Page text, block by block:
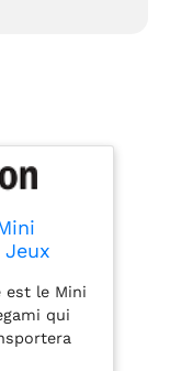
Jeux
et
est le Mini
qui